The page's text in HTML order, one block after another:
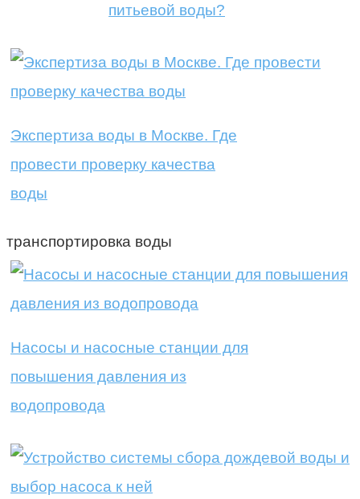
питьевой воды?
Экспертиза воды в Москве. Где
провести проверку качества
воды
транспортировка воды
Насосы и насосные станции для
повышения давления из
водопровода